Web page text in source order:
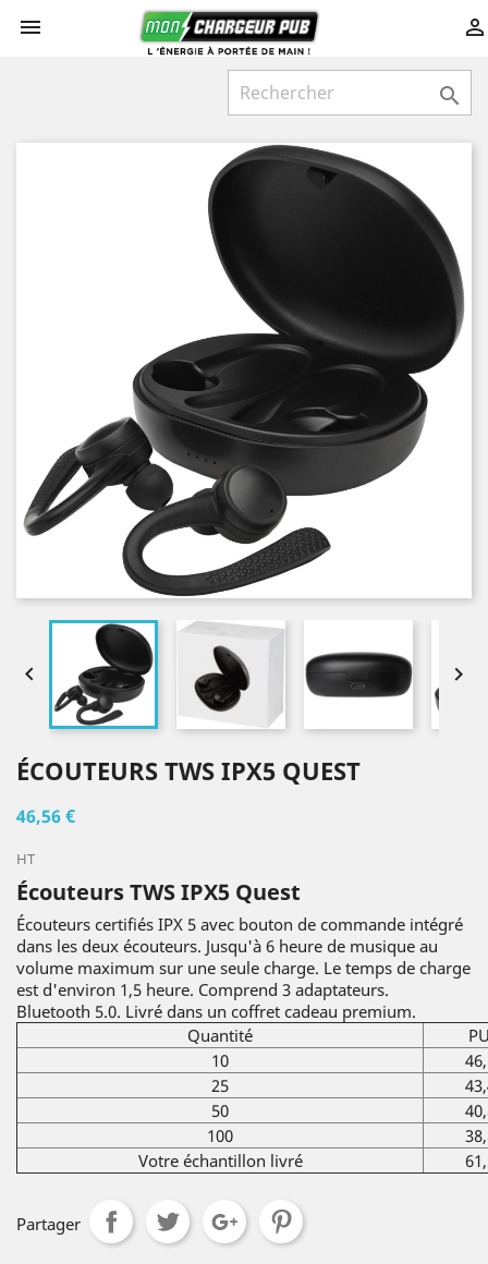
 

 
ÉCOUTEURS TWS IPX5 QUEST
46,56 €
HT
Écouteurs TWS IPX5 Quest
Écouteurs certifiés IPX 5 avec bouton de commande intégré
dans les deux écouteurs. Jusqu'à 6 heure de musique au
volume maximum sur une seule charge. Le temps de charge
est d'environ 1,5 heure. Comprend 3 adaptateurs.
Bluetooth 5.0. Livré dans un coffret cadeau premium.
Quantité
10
25
50
100
Votre échantillon livré
Partager